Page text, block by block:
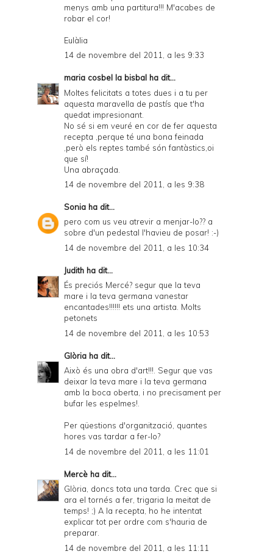
menys amb una partitura!!! M'acabes de
robar el cor!
Eulàlia
14 de novembre del 2011, a les 9:33
maria cosbel la bisbal ha dit...
Moltes felicitats a totes dues i a tu per
aquesta maravella de pastís que t'ha
quedat impresionant.
No sé si em veuré en cor de fer aquesta
recepta ,perque té una bona feinada
,però els reptes també són fantàstics,oi
que sí!
Una abraçada.
14 de novembre del 2011, a les 9:38
Sonia ha dit...
pero com us veu atrevir a menjar-lo?? a
sobre d'un pedestal l'havieu de posar! :-)
14 de novembre del 2011, a les 10:34
Judith ha dit...
És preciós Mercé? segur que la teva
mare i la teva germana vanestar
encantades!!!!!! ets una artista. Molts
petonets
14 de novembre del 2011, a les 10:53
Glòria ha dit...
Això és una obra d'art!!!. Segur que vas
deixar la teva mare i la teva germana
amb la boca oberta, i no precisament per
bufar les espelmes!.
Per qüestions d'organització, quantes
hores vas tardar a fer-lo?
14 de novembre del 2011, a les 11:01
Mercè ha dit...
Glòria, doncs tota una tarda. Crec que si
ara el tornés a fer, trigaria la meitat de
temps! ;) A la recepta, ho he intentat
explicar tot per ordre com s'hauria de
preparar.
14 de novembre del 2011, a les 11:11